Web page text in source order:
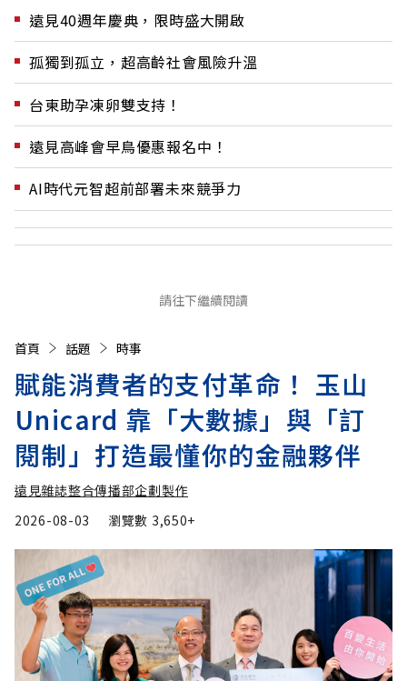
遠見40週年慶典，限時盛大開啟
孤獨到孤立，超高齡社會風險升溫
台東助孕凍卵雙支持！
遠見高峰會早鳥優惠報名中！
AI時代元智超前部署未來競爭力
請往下繼續閱讀
首頁 話題 時事
賦能消費者的支付革命！ 玉山
Unicard 靠「大數據」與「訂
閱制」打造最懂你的金融夥伴
遠見雜誌整合傳播部企劃製作
2026-08-03
瀏覽數 3,650+